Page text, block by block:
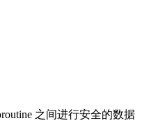
之间进行安全的数据